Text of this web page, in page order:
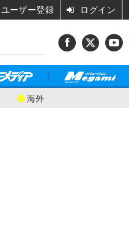
海外
ユーザー登録 ログイン